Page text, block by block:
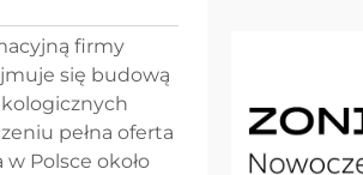
firmy
się budową
pełna oferta
Polsce około